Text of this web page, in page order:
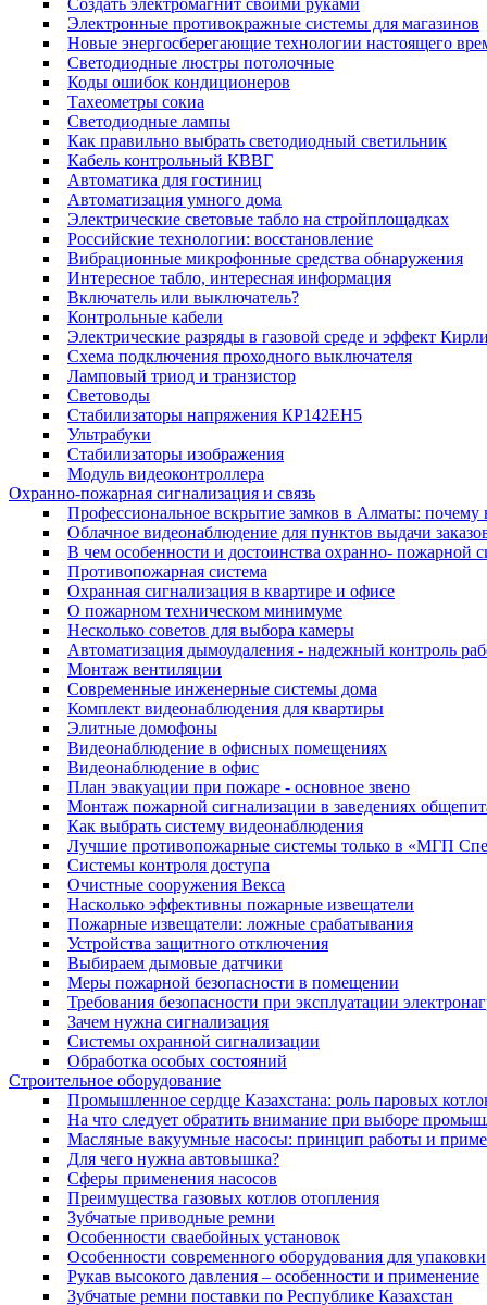
Электронные противокражные системы для магазинов
Новые энергосберегающие технологии настоящего
Светодиодные люстры потолочные
Коды ошибок кондиционеров
Тахеометры сокиа
Светодиодные лампы
Как правильно выбрать светодиодный светильник
Кабель контрольный КВВГ
Автоматика для гостиниц
Автоматизация умного дома
Электрические световые табло на стройплощадках
Российские технологии: восстановление
Вибрационные микрофонные средства обнаружения
Интересное табло, интересная информация
Включатель или выключатель?
Контрольные кабели
Электрические разряды в газовой среде и эффект
Cхема подключения проходного выключателя
Ламповый триод и транзистор
Световоды
Cтабилизаторы напряжения КР142ЕН5
Ультрабуки
Стабилизаторы изображения
Модуль видеоконтроллера
Охранно-пожарная сигнализация и связь
Профессиональное вскрытие замков в Алматы:
Облачное видеонаблюдение для пунктов выдачи
В чем особенности и достоинства охранно- пожарной
Противопожарная система
Охранная сигнализация в квартире и офисе
О пожарном техническом минимуме
Несколько советов для выбора камеры
Автоматизация дымоудаления - надежный контроль
Монтаж вентиляции
Современные инженерные системы дома
Комплект видеонаблюдения для квартиры
Элитные домофоны
Видеонаблюдение в офисных помещениях
Видеонаблюдение в офис
План эвакуации при пожаре - основное звено
Монтаж пожарной сигнализации в заведениях
Как выбрать систему видеонаблюдения
Лучшие противопожарные системы только в «МГП
Системы контроля доступа
Очистные сооружения Векса
Насколько эффективны пожарные извещатели
Пожарные извещатели: ложные срабатывания
Устройства защитного отключения
Выбираем дымовые датчики
Меры пожарной безопасности в помещении
Требования безопасности при эксплуатации
Зачем нужна сигнализация
Системы охранной сигнализации
Обработка особых состояний
Строительное оборудование
Промышленное сердце Казахстана: роль паровых
На что следует обратить внимание при выборе
Масляные вакуумные насосы: принцип работы и
Для чего нужна автовышка?
Сферы применения насосов
Преимущества газовых котлов отопления
Зубчатые приводные ремни
Особенности сваебойных установок
Особенности современного оборудования для упаковки
Рукав высокого давления – особенности и применение
Зубчатые ремни поставки по Республике Казахстан